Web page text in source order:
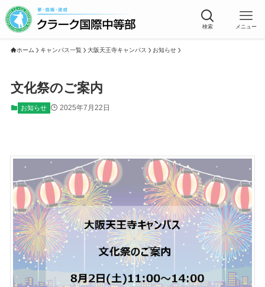
検索 メニュー
ホーム キャンパス一覧 大阪天王寺キャンパス お知らせ
文化祭のご案内
お知らせ 2025年7月22日